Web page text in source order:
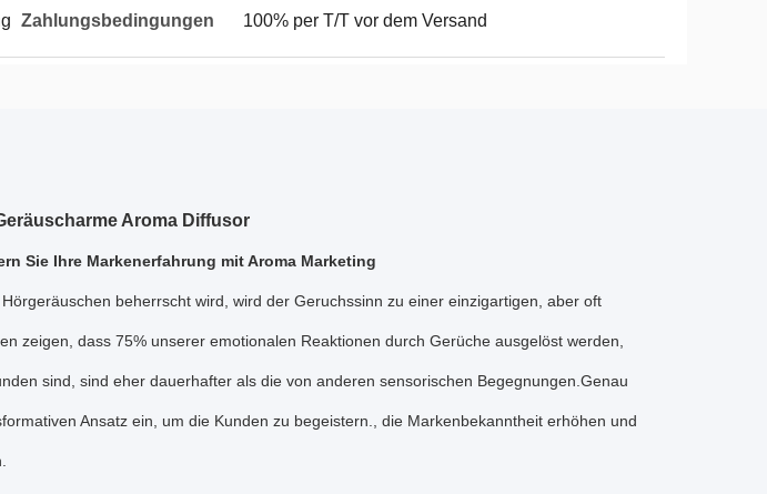
Zahlungsbedingungen 100% per T/T vor dem Versand
Aroma Diffusor
Sie Ihre Markenerfahrung mit Aroma Marketing
beherrscht wird, wird der Geruchssinn zu einer einzigartigen, aber oft
zeigen, dass 75% unserer emotionalen Reaktionen durch Gerüche ausgelöst werden,
sind, sind eher dauerhafter als die von anderen sensorischen Begegnungen.Genau
Ansatz ein, um die Kunden zu begeistern., die Markenbekanntheit erhöhen und